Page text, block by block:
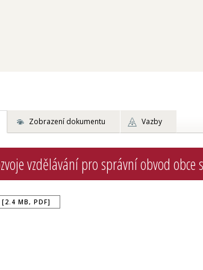
Zobrazení dokumentu Vazby
vzdělávání pro správní obvod
[2.4 MB, PDF]